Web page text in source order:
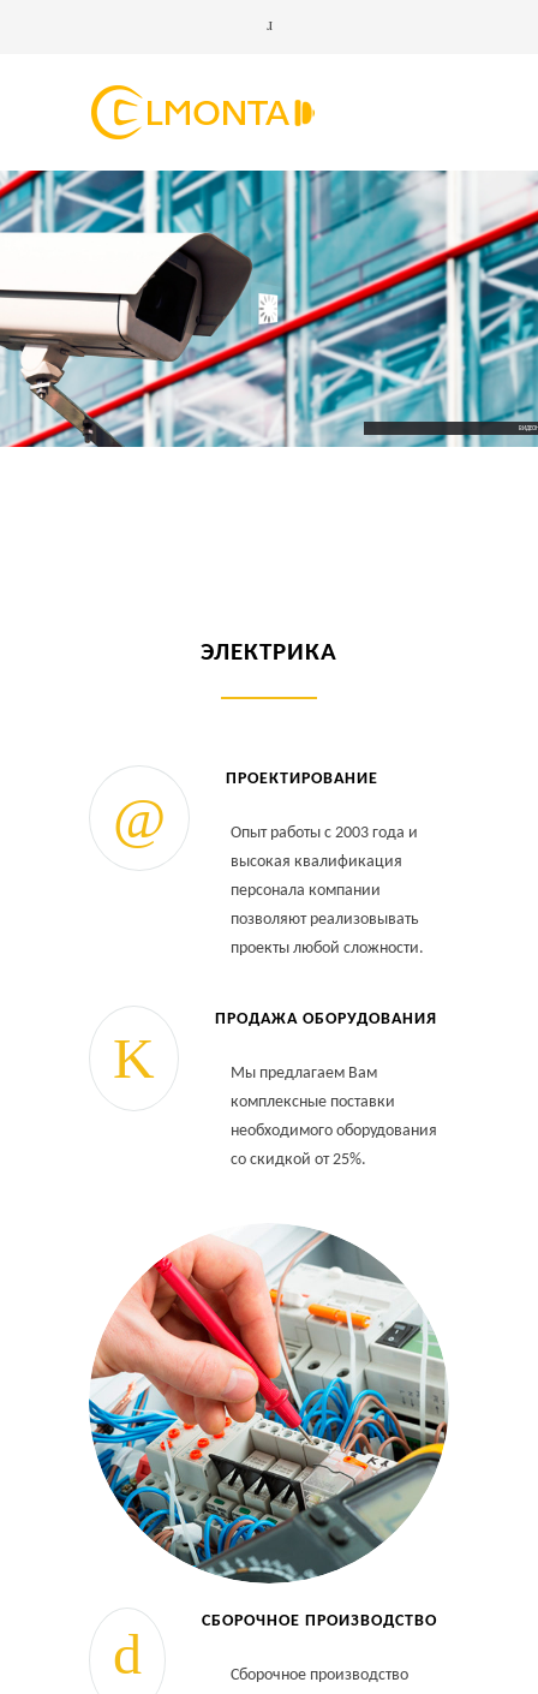
ЭЛЕКТРИКА И ОСВЕЩЕНИЕ
ЭЛЕКТРИКА
ПРОЕКТИРОВАНИЕ
Опыт работы с 2003 года и
высокая квалификация
персонала компании
позволяют реализовывать
проекты любой сложности.
ПРОДАЖА ОБОРУДОВАНИЯ
Мы предлагаем Вам
комплексные поставки
необходимого оборудования
со скидкой от 25%.
СБОРОЧНОЕ ПРОИЗВОДСТВО
Сборочное производство